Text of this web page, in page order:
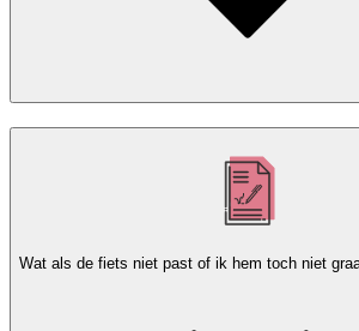
Wat als de fiets niet past of ik hem toch niet